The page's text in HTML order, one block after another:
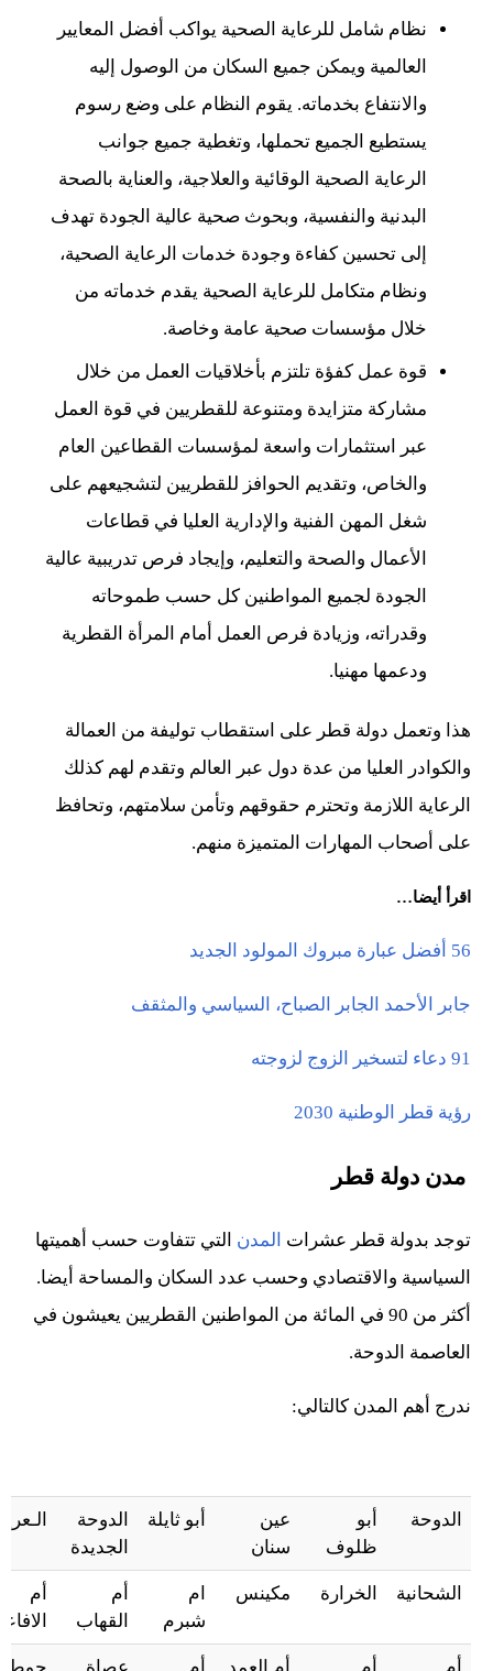
نظام شامل للرعاية الصحية يواكب أفضل المعايير
العالمية ويمكن جميع السكان من الوصول إليه
والانتفاع بخدماته. يقوم النظام على وضع رسوم
يستطيع الجميع تحملها، وتغطية جميع جوانب
الرعاية الصحية الوقائية والعلاجية، والعناية بالصحة
البدنية والنفسية، وبحوث صحية عالية الجودة تهدف
إلى تحسين كفاءة وجودة خدمات الرعاية الصحية،
ونظام متكامل للرعاية الصحية يقدم خدماته من
خلال مؤسسات صحية عامة وخاصة.
قوة عمل كفؤة تلتزم بأخلاقيات العمل من خلال
مشاركة متزايدة ومتنوعة للقطريين في قوة العمل
عبر استثمارات واسعة لمؤسسات القطاعين العام
والخاص، وتقديم الحوافز للقطريين لتشجيعهم على
شغل المهن الفنية والإدارية العليا في قطاعات
الأعمال والصحة والتعليم، وإيجاد فرص تدريبية عالية
الجودة لجميع المواطنين كل حسب طموحاته
وقدراته، وزيادة فرص العمل أمام المرأة القطرية
ودعمها مهنيا.
هذا وتعمل دولة قطر على استقطاب توليفة من العمالة
والكوادر العليا من عدة دول عبر العالم وتقدم لهم كذلك
الرعاية اللازمة وتحترم حقوقهم وتأمن سلامتهم، وتحافظ
على أصحاب المهارات المتميزة منهم.
اقرأ أيضا…
56 أفضل عبارة مبروك المولود الجديد
جابر الأحمد الجابر الصباح، السياسي والمثقف
91 دعاء لتسخير الزوج لزوجته
رؤية قطر الوطنية 2030
مدن دولة قطر
توجد بدولة قطر عشرات المدن التي تتفاوت حسب أهميتها
السياسية والاقتصادي وحسب عدد السكان والمساحة أيضا.
أكثر من 90 في المائة من المواطنين القطريين يعيشون في
العاصمة الدوحة.
ندرج أهم المدن كالتالي:
الدوحة
أبو
ظلوف
عين
سنان
أبو ثايلة
الدوحة
الجديدة
الشحانية الخرارة مكينس
ام
شبرم
أم
القهاب
أم